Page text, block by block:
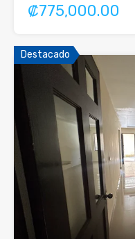
₡775,000.00
Destacado